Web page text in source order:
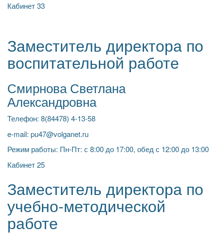
Кабинет 33
Заместитель директора по
воспитательной работе
Смирнова Светлана
Александровна
Телефон: 8(84478) 4-13-58
e-mail: pu47@volganet.ru
Режим работы: Пн-Пт: с 8:00 до 17:00, обед с 12:00 до 13:00
Кабинет 25
Заместитель директора по
учебно-методической
работе